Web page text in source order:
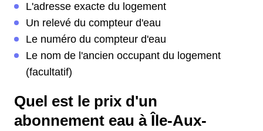
L'adresse exacte du logement
Un relevé du compteur d'eau
Le numéro du compteur d'eau
Le nom de l'ancien occupant du logement
(facultatif)
Quel est le prix d'un
abonnement eau à Île-Aux-